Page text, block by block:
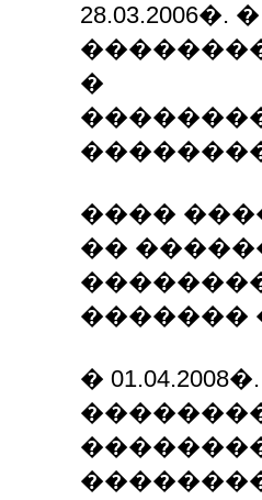
�
����
��
�������
�